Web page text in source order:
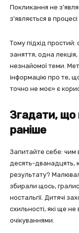
Покликання не
з’являється в процесі
Тому підхід
заняття, одна
незнайомої теми.
інформацію про те,
точно не моє» є
Згадати, що
раніше
Запитайте себе: чим
десять-дванадцять,
результату?
збирали щось,
ностальгії. Дитячі
схильності, які ще
очікуваннями.